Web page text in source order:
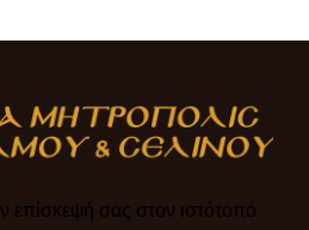
επίσκεψή σας στον ιστότοπό